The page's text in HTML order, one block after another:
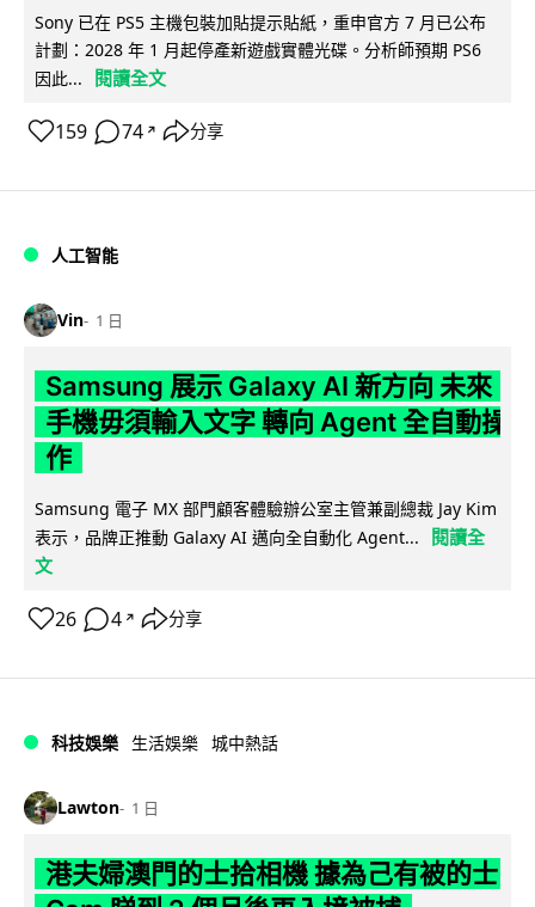
Sony 已在 PS5 主機包裝加貼提示貼紙，重申官方 7 月已公布
計劃：2028 年 1 月起停產新遊戲實體光碟。分析師預期 PS6
因此...
閱讀全文
159 74 ↗ 分享
人工智能
Vin 1 日
Samsung 展示 Galaxy AI 新方向 未來
手機毋須輸入文字 轉向 Agent 全自動操
作
Samsung 電子 MX 部門顧客體驗辦公室主管兼副總裁 Jay Kim
表示，品牌正推動 Galaxy AI 邁向全自動化 Agent...
閱讀全
文
26 4 ↗ 分享
科技娛樂 生活娛樂 城中熱話
Lawton 1 日
港夫婦澳門的士拾相機 據為己有被的士